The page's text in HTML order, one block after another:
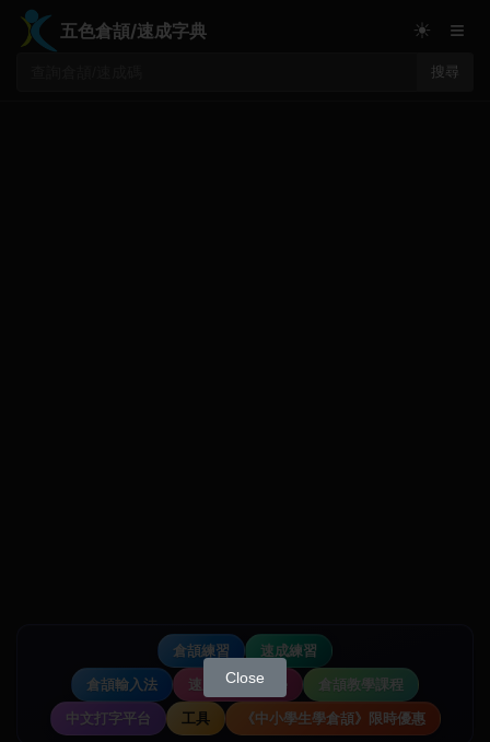
五色倉頡/速成字典
搜尋
☀ ≡
倉頡練習
速成練習
倉頡輸入法
速成輸入法教學
倉頡教學課程
中文打字平台
工具 《中小學生學倉頡》限時優惠
Close